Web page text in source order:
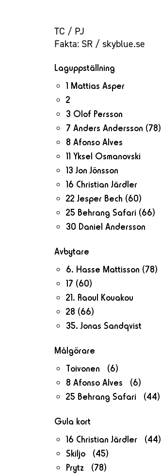
TC / PJ
Fakta: SR / skyblue.se
Laguppställning
1 Mattias Asper
2
3 Olof Persson
7 Anders Andersson (78)
8 Afonso Alves
11 Yksel Osmanovski
13 Jon Jönsson
16 Christian Järdler
22 Jesper Bech (60)
25 Behrang Safari (66)
30 Daniel Andersson
Avbytare
6. Hasse Mattisson (78)
17 (60)
21. Raoul Kouakou
28 (66)
35. Jonas Sandqvist
Målgörare
Toivonen (6)
8 Afonso Alves (6)
25 Behrang Safari (44)
Gula kort
16 Christian Järdler (44)
Skiljo (45)
Prytz (78)